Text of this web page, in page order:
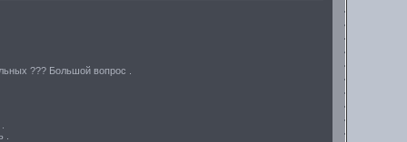
??? Большой вопрос .